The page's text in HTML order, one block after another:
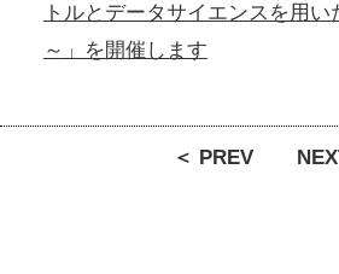
トルとデータサイエンスを用
～」を開催します
＜ PREV